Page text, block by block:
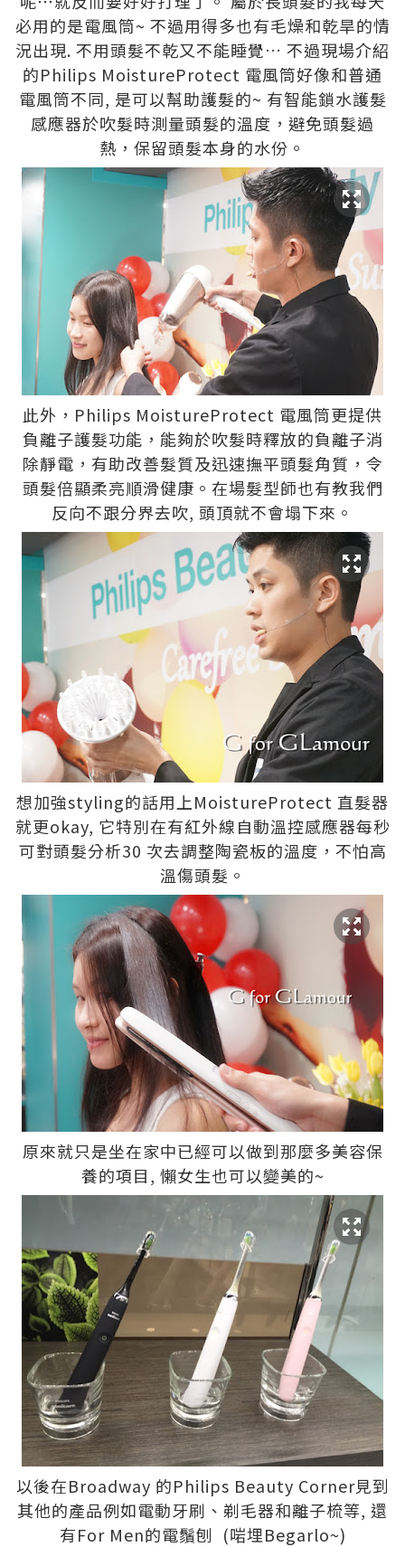
必用的是電風筒~ 不過用得多也有毛燥和乾旱的情
況出現. 不用頭髮不乾又不能睡覺… 不過現場介紹
的Philips MoistureProtect 電風筒好像和普通
電風筒不同, 是可以幫助護髮的~ 有智能鎖水護髮
感應器於吹髮時測量頭髮的溫度，避免頭髮過
熱，保留頭髮本身的水份。
此外，Philips MoistureProtect 電風筒更提供
負離子護髮功能，能夠於吹髮時釋放的負離子消
除靜電，有助改善髮質及迅速撫平頭髮角質，令
頭髮倍顯柔亮順滑健康。在場髮型師也有教我們
反向不跟分界去吹, 頭頂就不會塌下來。
想加強styling的話用上MoistureProtect 直髮器
就更okay, 它特別在有紅外線自動溫控感應器每秒
可對頭髮分析30 次去調整陶瓷板的溫度，不怕高
溫傷頭髮。
原來就只是坐在家中已經可以做到那麼多美容保
養的項目, 懶女生也可以變美的~
以後在Broadway 的Philips Beauty Corner見到
其他的產品例如電動牙刷、剃毛器和離子梳等, 還
有For Men的電鬚刨 (啱埋Begarlo~)